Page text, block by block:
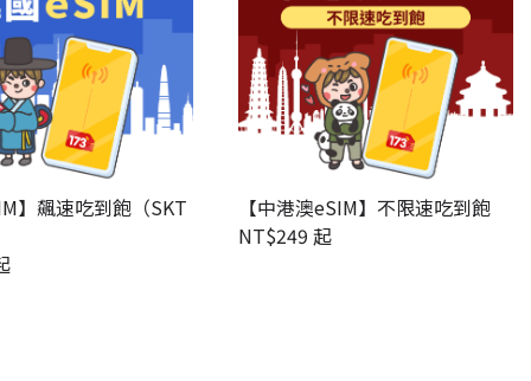
】飆速吃到飽（SKT
【中港澳eSIM】不限速吃到飽
NT$249 起